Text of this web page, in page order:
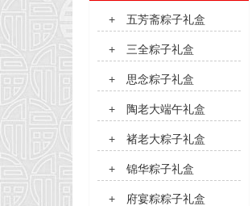
+ 五芳斋粽子礼盒
+ 三全粽子礼盒
+ 思念粽子礼盒
+ 陶老大端午礼盒
+ 褚老大粽子礼盒
+ 锦华粽子礼盒
+ 府宴粽粽子礼盒